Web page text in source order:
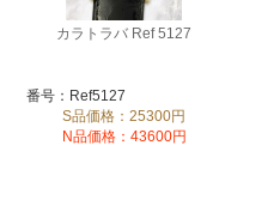
カラトラバ Ref 5127
番号：Ref5127
S品価格：25300円
N品価格：43600円